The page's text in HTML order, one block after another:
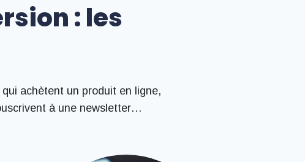
: les
achètent un produit en ligne,
à une newsletter…